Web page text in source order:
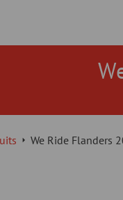
We Ride Flanders